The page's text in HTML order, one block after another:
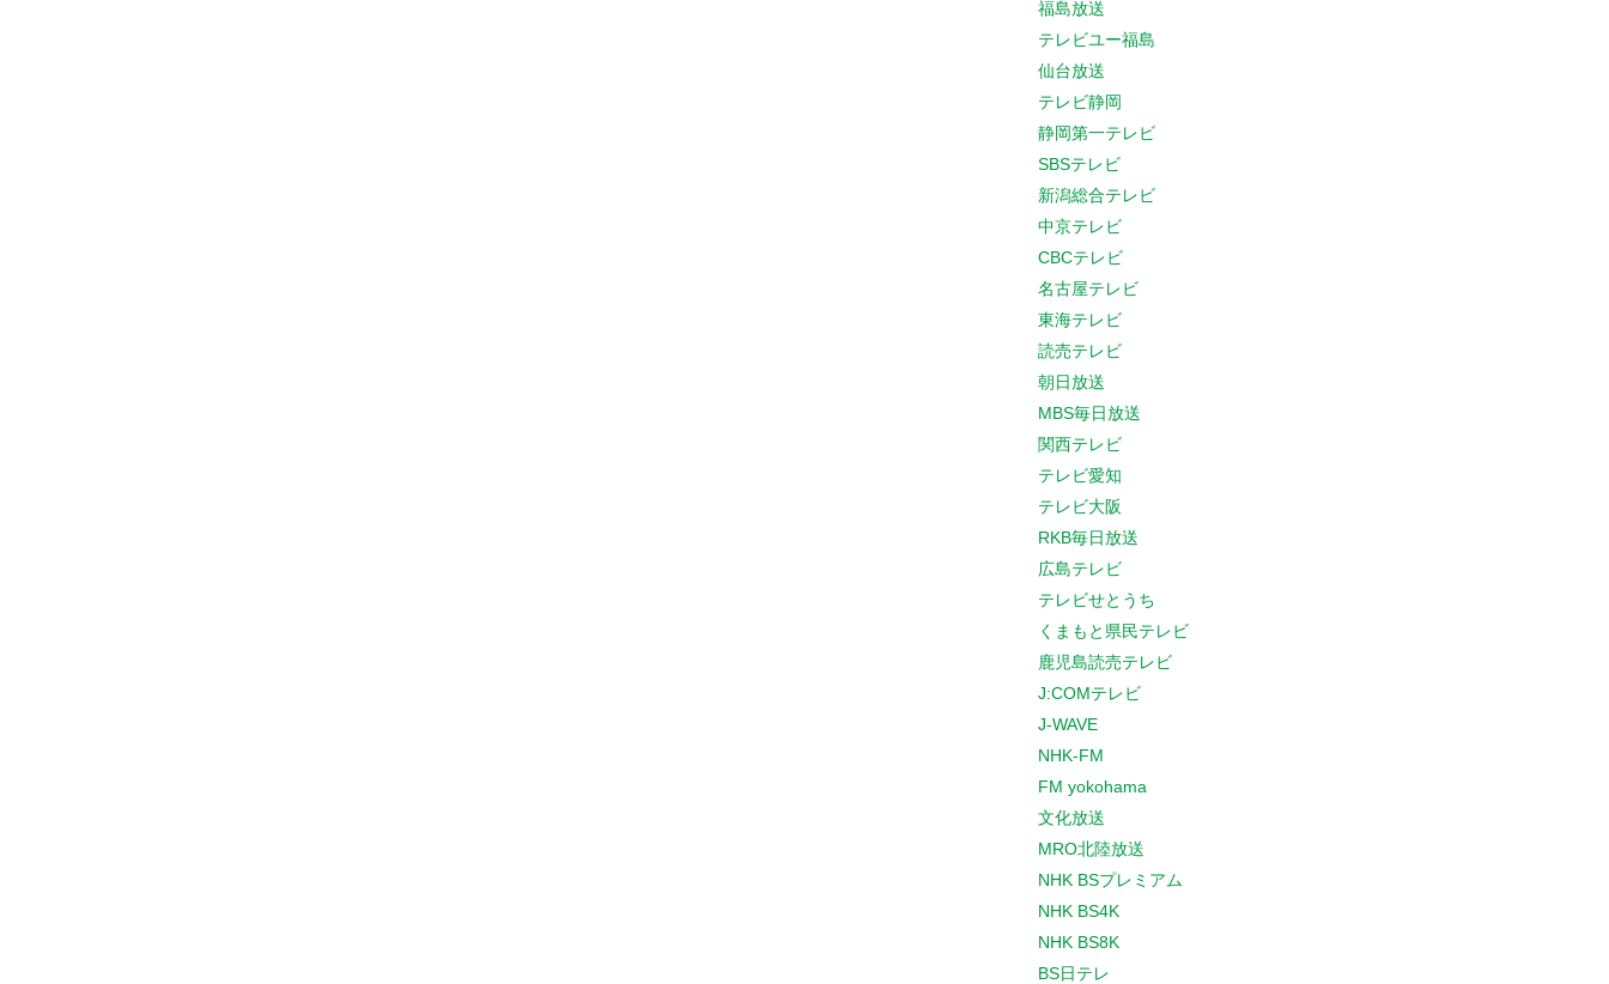
福島放送
テレビユー福島
仙台放送
テレビ静岡
静岡第一テレビ
SBSテレビ
新潟総合テレビ
中京テレビ
CBCテレビ
名古屋テレビ
東海テレビ
読売テレビ
朝日放送
MBS毎日放送
関西テレビ
テレビ愛知
テレビ大阪
RKB毎日放送
広島テレビ
テレビせとうち
くまもと県民テレビ
鹿児島読売テレビ
J:COMテレビ
J-WAVE
NHK-FM
FM yokohama
文化放送
MRO北陸放送
NHK BSプレミアム
NHK BS4K
NHK BS8K
BS日テレ